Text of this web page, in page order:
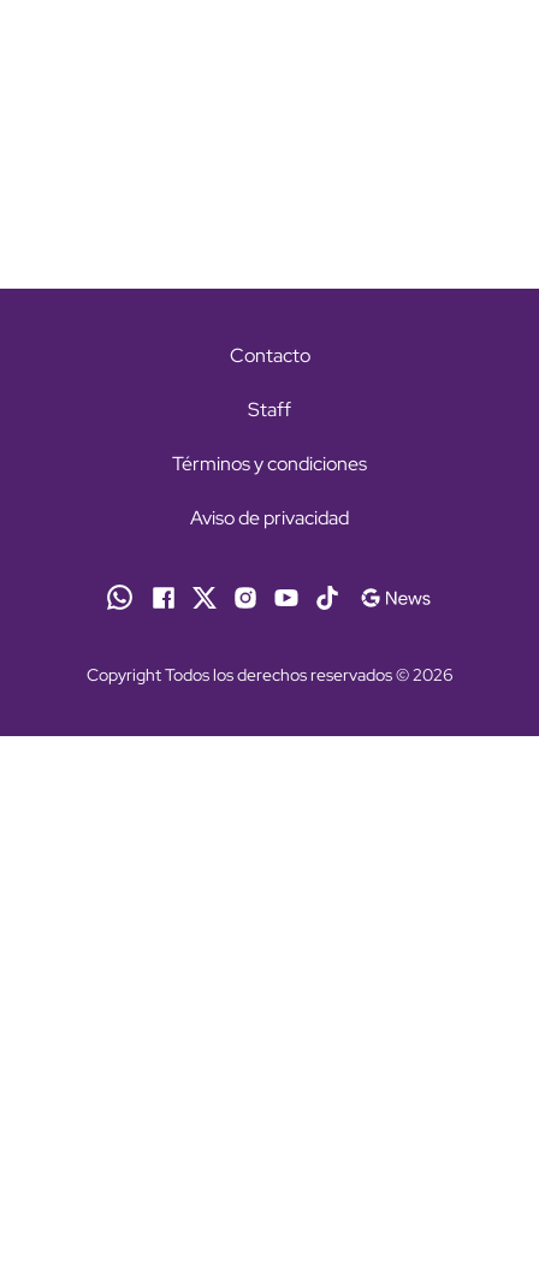
Contacto
Staff
Términos y condiciones
Aviso de privacidad
Copyright Todos los derechos reservados © 2026